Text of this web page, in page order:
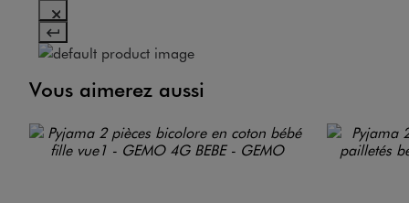
Vous aimerez aussi